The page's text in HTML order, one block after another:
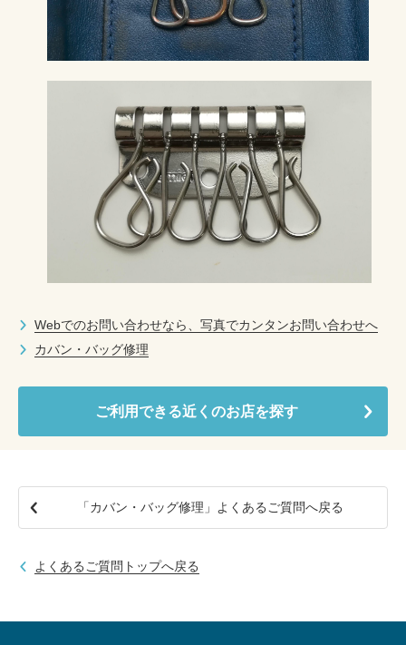
オンライン修理見積もりサービス（配送修理）
CLOSE
Webでのお問い合わせなら、写真でカンタンお問い合わせへ
カバン・バッグ修理
ご利用できる近くのお店を探す
「カバン・バッグ修理」よくあるご質問へ戻る
よくあるご質問トップへ戻る